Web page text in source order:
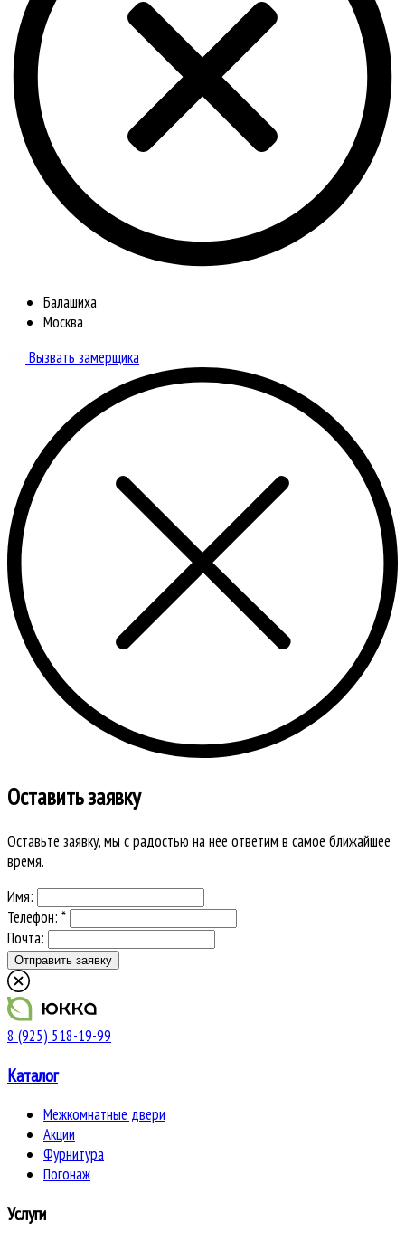
Балашиха
Москва
Вызвать замерщика
Оставить заявку
Оставьте заявку, мы с радостью на нее ответим в самое ближайшее
время.
Имя:
Телефон: *
Почта:
8 (925) 518-19-99
Каталог
Межкомнатные двери
Акции
Фурнитура
Погонаж
Услуги